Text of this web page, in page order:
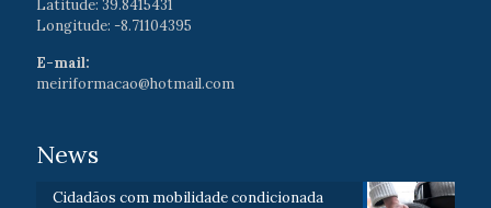
Latitude: 39.8415431
Longitude: -8.71104395
E-mail:
meiriformacao@hotmail.com
News
Cidadãos com mobilidade condicionada